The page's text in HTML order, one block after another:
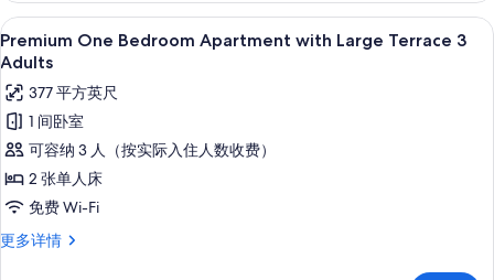
的
所
有
照
片
Large
Terrace
2
Children
更
多
信
息
显
示
Premium
One
Bedroom
Apartment
with
Large
Terrace
高档床上用品、客房内保险箱、免费
9
Premium One Bedroom Apartment with Large Terrace 3
Adults
377 平方英尺
1 间卧室
可容纳 3 人（按实际入住人数收费）
2 张单人床
免费 Wi-Fi
更多详情
Premium